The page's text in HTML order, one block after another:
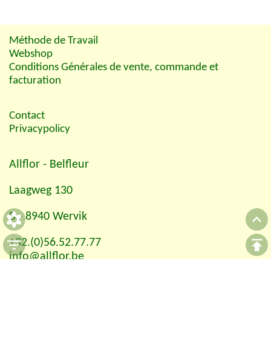
Méthode de Travail
Webshop
Conditions Générales de vente, commande et
facturation
Contact
Privacypolicy
Allflor - Belfleur
Laagweg 130
B - 8940 Wervik
+32.(0)56.52.77.77
info@allflor.be